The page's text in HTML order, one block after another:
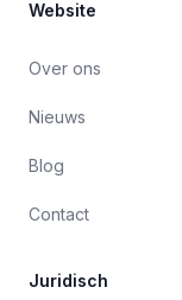
Website
Over ons
Nieuws
Blog
Contact
Juridisch